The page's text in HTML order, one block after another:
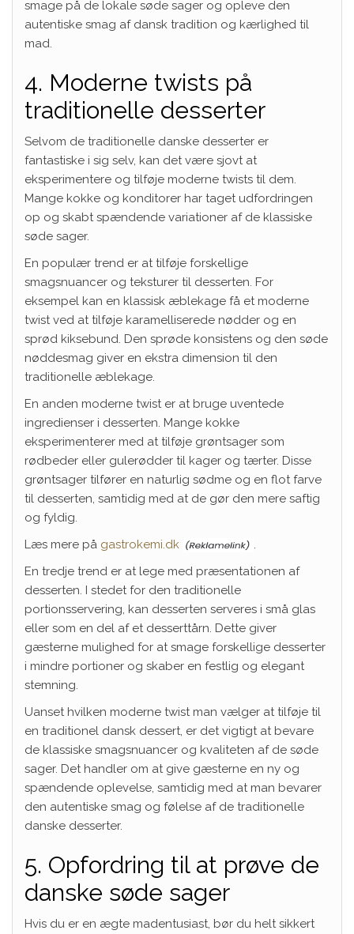
smage på de lokale søde sager og opleve den
autentiske smag af dansk tradition og kærlighed til
mad.
4. Moderne twists på
traditionelle desserter
Selvom de traditionelle danske desserter er
fantastiske i sig selv, kan det være sjovt at
eksperimentere og tilføje moderne twists til dem.
Mange kokke og konditorer har taget udfordringen
op og skabt spændende variationer af de klassiske
søde sager.
En populær trend er at tilføje forskellige
smagsnuancer og teksturer til desserten. For
eksempel kan en klassisk æblekage få et moderne
twist ved at tilføje karamelliserede nødder og en
sprød kiksebund. Den sprøde konsistens og den søde
nøddesmag giver en ekstra dimension til den
traditionelle æblekage.
En anden moderne twist er at bruge uventede
ingredienser i desserten. Mange kokke
eksperimenterer med at tilføje grøntsager som
rødbeder eller gulerødder til kager og tærter. Disse
grøntsager tilfører en naturlig sødme og en flot farve
til desserten, samtidig med at de gør den mere saftig
og fyldig.
Læs mere på gastrokemi.dk
.
En tredje trend er at lege med præsentationen af
desserten. I stedet for den traditionelle
portionsservering, kan desserten serveres i små glas
eller som en del af et desserttårn. Dette giver
gæsterne mulighed for at smage forskellige desserter
i mindre portioner og skaber en festlig og elegant
stemning.
Uanset hvilken moderne twist man vælger at tilføje til
en traditionel dansk dessert, er det vigtigt at bevare
de klassiske smagsnuancer og kvaliteten af de søde
sager. Det handler om at give gæsterne en ny og
spændende oplevelse, samtidig med at man bevarer
den autentiske smag og følelse af de traditionelle
danske desserter.
5. Opfordring til at prøve de
danske søde sager
Hvis du er en ægte madentusiast, bør du helt sikkert